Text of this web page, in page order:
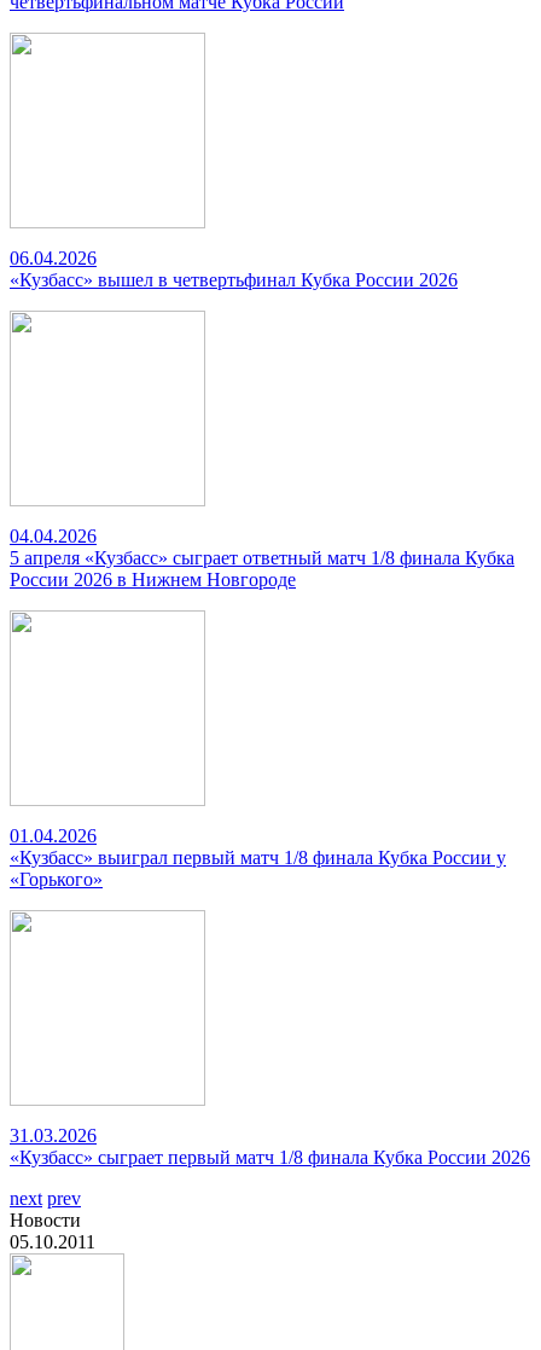
06.04.2026
«Кузбасс» вышел в четвертьфинал Кубка России 2026
04.04.2026
5 апреля «Кузбасс» сыграет ответный матч 1/8 финала Кубка
России 2026 в Нижнем Новгороде
01.04.2026
«Кузбасс» выиграл первый матч 1/8 финала Кубка России у
«Горького»
31.03.2026
«Кузбасс» сыграет первый матч 1/8 финала Кубка России 2026
next prev
Новости
05.10.2011